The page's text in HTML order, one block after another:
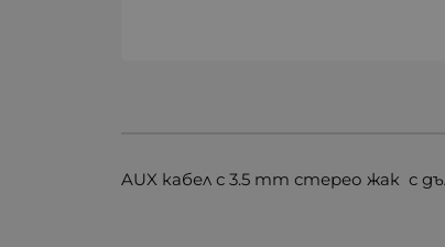
AUX кабел с 3.5 mm стерео жак с